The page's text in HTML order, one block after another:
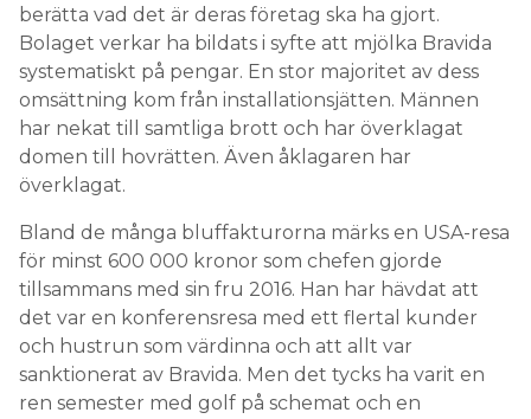
berätta vad det är deras företag ska ha gjort.
Bolaget verkar ha bildats i syfte att mjölka Bravida
systematiskt på pengar. En stor majoritet av dess
omsättning kom från installationsjätten. Männen
har nekat till samtliga brott och har överklagat
domen till hovrätten. Även åklagaren har
överklagat.
Bland de många bluffakturorna märks en USA-resa
för minst 600 000 kronor som chefen gjorde
tillsammans med sin fru 2016. Han har hävdat att
det var en konferensresa med ett flertal kunder
och hustrun som värdinna och att allt var
sanktionerat av Bravida. Men det tycks ha varit en
ren semester med golf på schemat och en